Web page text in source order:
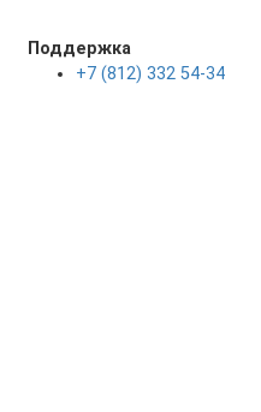
Поддержка
+7 (812) 332 54-34